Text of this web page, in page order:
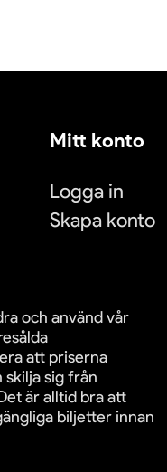
Mitt konto
Logga in
Skapa konto
och använd vår
att priserna
sig från
är alltid bra att
biljetter innan